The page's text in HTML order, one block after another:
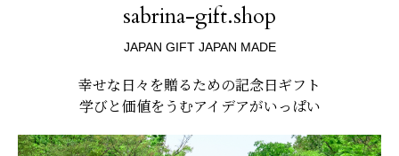
sabrina-gift.shop
JAPAN GIFT JAPAN MADE
幸せな日々を贈るための記念日ギフト
学びと価値をうむアイデアがいっぱい